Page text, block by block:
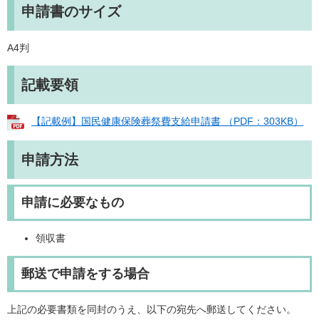
申請書のサイズ
A4判
記載要領
【記載例】国民健康保険葬祭費支給申請書​ （PDF：303KB）
申請方法
申請に必要なもの​
領収書
郵送で申請をする場合
上記の必要書類を同封のうえ、以下の宛先へ郵送してください。